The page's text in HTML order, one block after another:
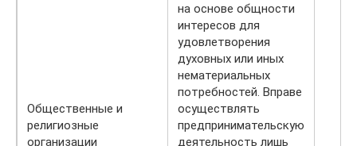
Общественные и
религиозные
организации
на основе общности
интересов для
удовлетворения
духовных или иных
нематериальных
потребностей. Вправе
осуществлять
предпринимательскую
деятельность лишь